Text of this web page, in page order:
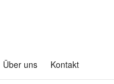
Über uns Kontakt